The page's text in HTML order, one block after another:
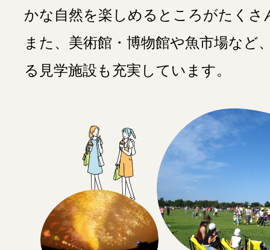
かな自然を楽しめるところがたくさ
また、美術館・博物館や魚市場など
る見学施設も充実しています。